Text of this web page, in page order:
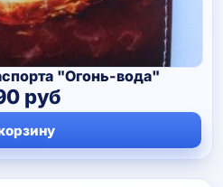
"Огонь-вода"
руб